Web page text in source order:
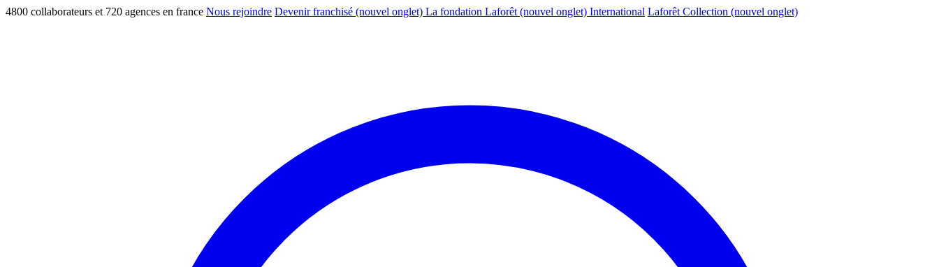
4800 collaborateurs et 720 agences en france Nous rejoindre Devenir franchisé (nouvel onglet) La fondation Laforêt (nouvel onglet) International Laforêt Collection (nouvel onglet)